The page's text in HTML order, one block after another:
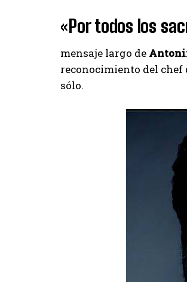
«Por todos los
mensaje largo de
reconocimiento del chef
sólo.